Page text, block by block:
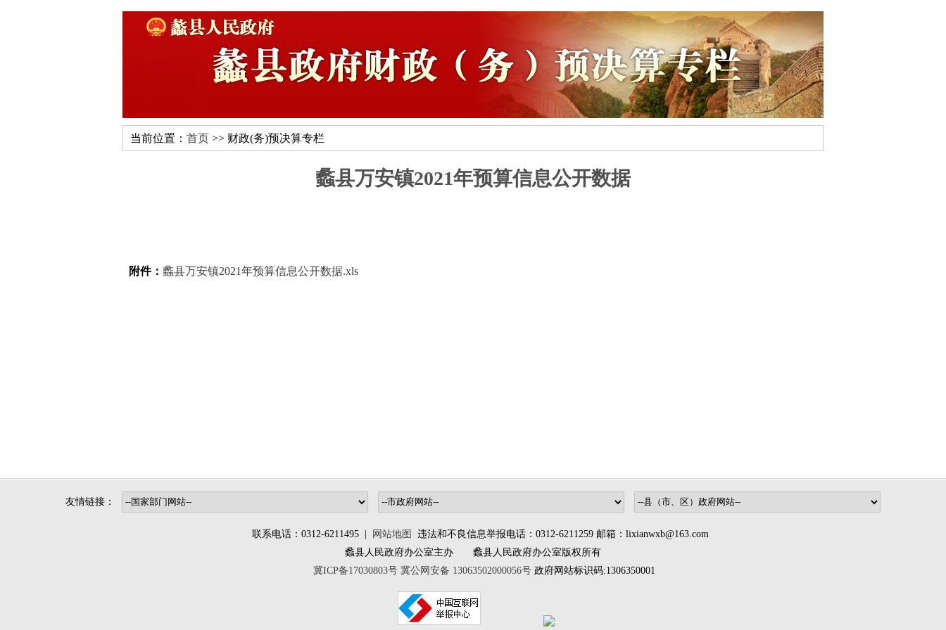
当前位置： 首页 >> 财政(务)预决算专栏
蠡县万安镇2021年预算信息公开数据
附件： 蠡县万安镇2021年预算信息公开数据.xls
友情链接：
联系电话：0312-6211495 | 网站地图
违法和不良信息举报电话：0312-6211259 邮箱：lixianwxb@163.com
蠡县人民政府办公室主办 蠡县人民政府办公室版权所有
冀ICP备17030803号 冀公网安备 13063502000056号 政府网站标识码:1306350001